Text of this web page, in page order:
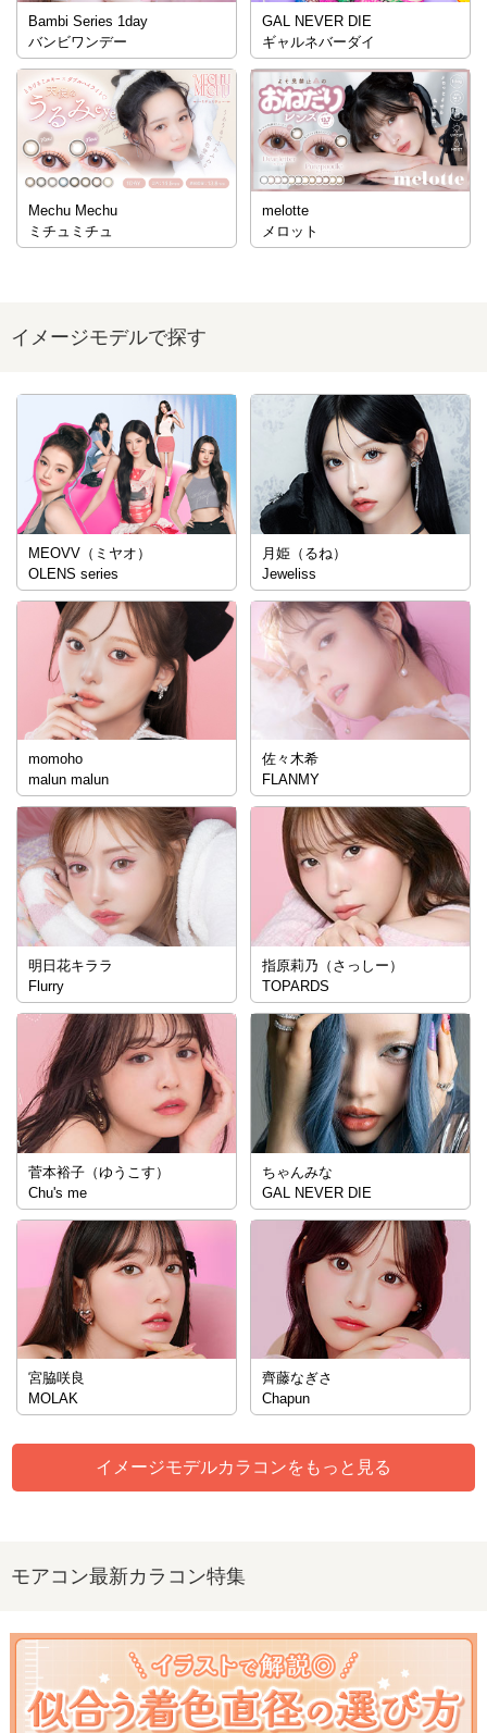
Bambi Series 1day
バンビワンデー
GAL NEVER DIE
ギャルネバーダイ
Mechu Mechu
ミチュミチュ
melotte
メロット
イメージモデルで探す
MEOVV（ミヤオ）
OLENS series
月姫（るね）
Jeweliss
momoho
malun malun
佐々木希
FLANMY
明日花キララ
Flurry
指原莉乃（さっしー）
TOPARDS
菅本裕子（ゆうこす）
Chu's me
ちゃんみな
GAL NEVER DIE
宮脇咲良
MOLAK
齊藤なぎさ
Chapun
イメージモデルカラコンをもっと見る
モアコン最新カラコン特集